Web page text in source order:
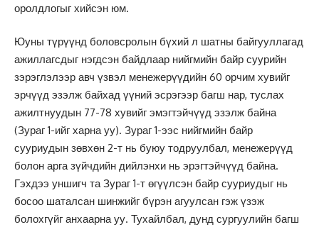
оролдлогыг хийсэн юм.
Юуны түрүүнд боловсролын бүхий л шатны байгууллагад
ажиллагсдыг нэгдсэн байдлаар нийгмийн байр суурийн
зэрэглэлээр авч үзвэл менежерүүдийн 60 орчим хувийг
эрчүүд эзэлж байхад үүний эсрэгээр багш нар, туслах
ажилтнуудын 77-78 хувийг эмэгтэйчүүд эзэлж байна
(Зураг 1-ийг харна уу). Зураг 1-ээс нийгмийн байр
сууриудын зөвхөн 2-т нь буюу тодруулбал, менежерүүд
болон арга зүйчдийн дийлэнхи нь эрэгтэйчүүд байна.
Гэхдээ уншигч та Зураг 1-т өгүүлсэн байр сууриудыг нь
босоо шаталсан шинжийг бүрэн агуулсан гэж үзэж
болохгүйг анхаарна уу. Тухайлбал, дунд сургуулийн багш